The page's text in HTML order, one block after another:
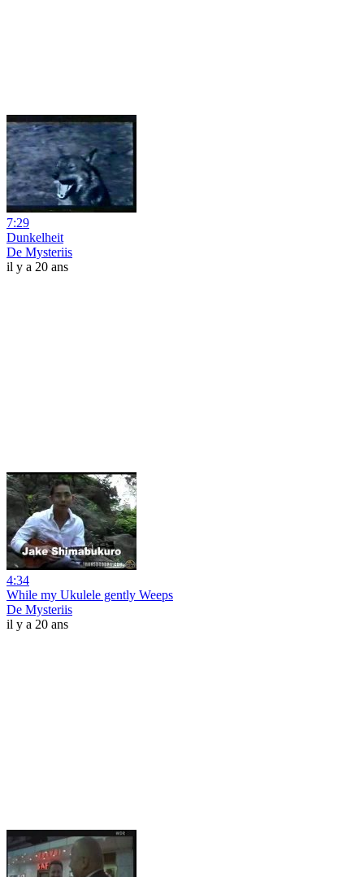
7:29
Dunkelheit
De Mysteriis
il y a 20 ans
4:34
While my Ukulele gently Weeps
De Mysteriis
il y a 20 ans